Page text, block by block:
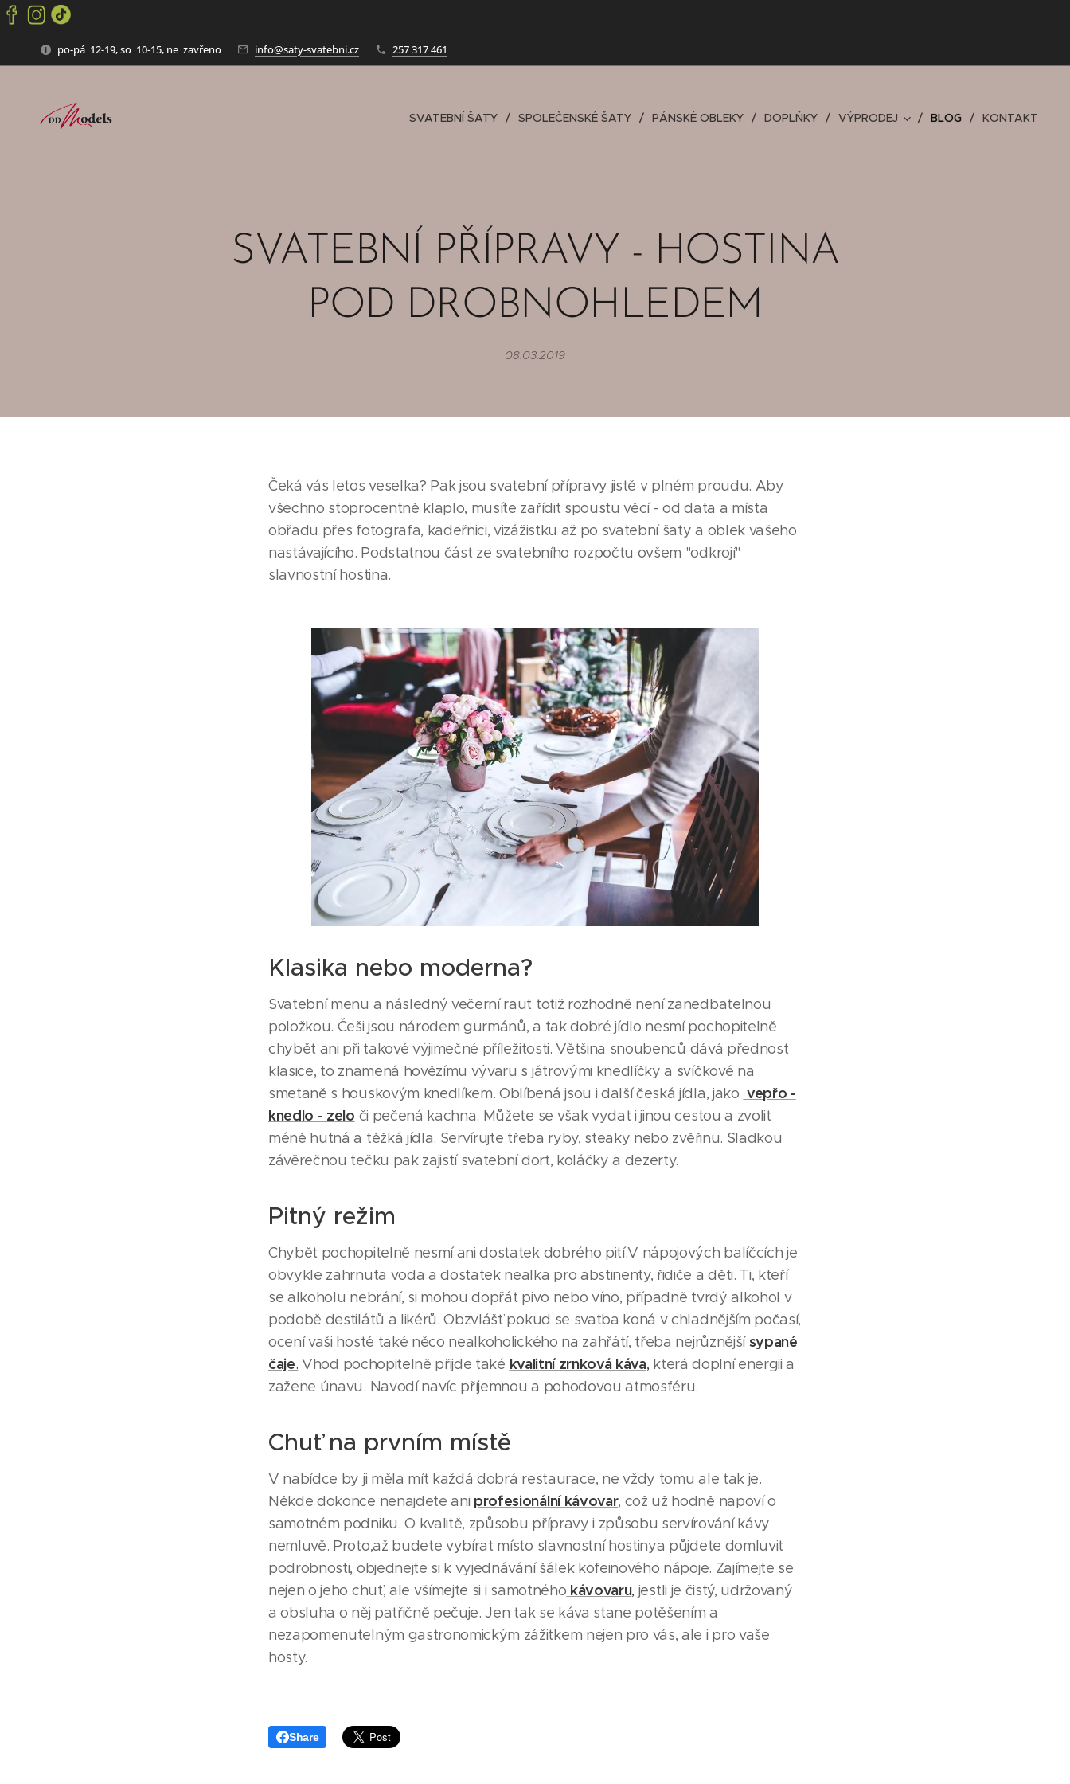
po-pá 12-19, so 10-15, ne zavřeno info@saty-svatebni.cz 257 317 461
SVATEBNÍ ŠATY SPOLEČENSKÉ ŠATY PÁNSKÉ OBLEKY DOPLŇKY VÝPRODEJ BLOG KONTAKT
SVATEBNÍ PŘÍPRAVY - HOSTINA
POD DROBNOHLEDEM
08.03.2019
Čeká vás letos veselka? Pak jsou svatební přípravy jistě v plném proudu. Aby
všechno stoprocentně klaplo, musíte zařídit spoustu věcí - od data a místa
obřadu přes fotografa, kadeřnici, vizážistku až po svatební šaty a oblek vašeho
nastávajícího. Podstatnou část ze svatebního rozpočtu ovšem "odkrojí"
slavnostní hostina.
Klasika nebo moderna?
Svatební menu a následný večerní raut totiž rozhodně není zanedbatelnou
položkou. Češi jsou národem gurmánů, a tak dobré jídlo nesmí pochopitelně
chybět ani při takové výjimečné příležitosti. Většina snoubenců dává přednost
klasice, to znamená hovězímu vývaru s játrovými knedlíčky a svíčkové na
smetaně s houskovým knedlíkem. Oblíbená jsou i další česká jídla, jako vepřo -
knedlo - zelo či pečená kachna. Můžete se však vydat i jinou cestou a zvolit
méně hutná a těžká jídla. Servírujte třeba ryby, steaky nebo zvěřinu. Sladkou
závěrečnou tečku pak zajistí svatební dort, koláčky a dezerty.
Pitný režim
Chybět pochopitelně nesmí ani dostatek dobrého pití.V nápojových balíčcích je
obvykle zahrnuta voda a dostatek nealka pro abstinenty, řidiče a děti. Ti, kteří
se alkoholu nebrání, si mohou dopřát pivo nebo víno, případně tvrdý alkohol v
podobě destilátů a likérů. Obzvlášť pokud se svatba koná v chladnějším počasí,
ocení vaši hosté také něco nealkoholického na zahřátí, třeba nejrůznějšísypané
čaje. Vhod pochopitelně přijde také kvalitní zrnková káva, která doplní energii a
zažene únavu. Navodí navíc příjemnou a pohodovou atmosféru.
Chuť na prvním místě
V nabídce by ji měla mít každá dobrá restaurace, ne vždy tomu ale tak je.
Někde dokonce nenajdete ani profesionální kávovar, což už hodně napoví o
samotném podniku. O kvalitě, způsobu přípravy i způsobu servírování kávy
nemluvě. Proto,až budete vybírat místo slavnostní hostinya půjdete domluvit
podrobnosti, objednejte si k vyjednávání šálek kofeinového nápoje. Zajímejte se
nejen o jeho chuť, ale všímejte si i samotného kávovaru, jestli je čistý, udržovaný
a obsluha o něj patřičně pečuje. Jen tak se káva stane potěšením a
nezapomenutelným gastronomickým zážitkem nejen pro vás, ale i pro vaše
hosty.
Share